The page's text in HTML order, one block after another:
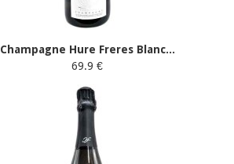
Champagne Hure Freres Blanc...
69.9 €